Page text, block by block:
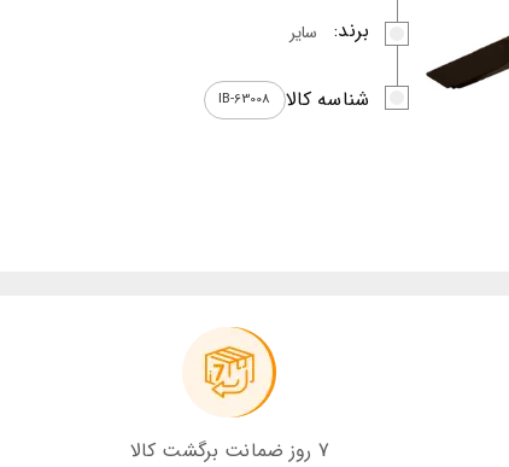
برند: سایر
شناسه کالا IB-63008
7 روز ضمانت برگشت کالا